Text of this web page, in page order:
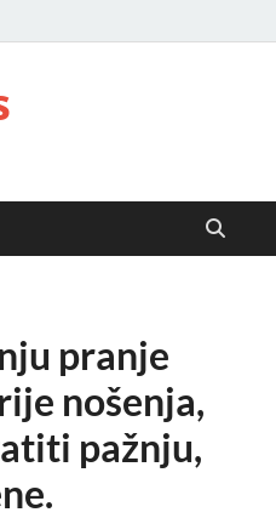
pranje
nošenja,
pažnju,